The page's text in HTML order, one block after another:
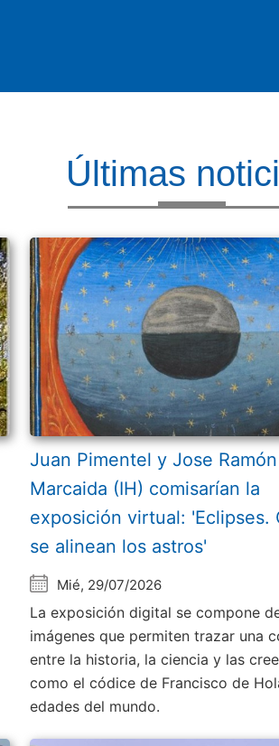
Últimas
Juan Pimentel y Jose Ramón
Marcaida (IH) comisarían la
exposición virtual: 'Eclipses.
se alinean los astros'
Mié, 29/07/2026
La exposición digital se compone
imágenes que permiten trazar una
entre la historia, la ciencia y las
como el códice de Francisco de
edades del mundo.